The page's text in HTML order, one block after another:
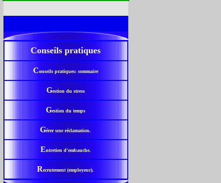
Conseils pratiques
Conseils pratiques: sommaire
Gestion du stress
Gestion du temps
Gérer une réclamation.
Entretien d'embauche.
Recrutement (employeur).